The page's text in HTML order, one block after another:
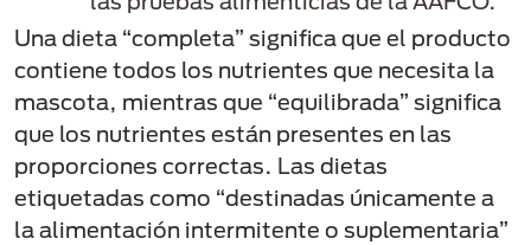
Una dieta “completa” significa que el producto
contiene todos los nutrientes que necesita la
mascota, mientras que “equilibrada” significa
que los nutrientes están presentes en las
proporciones correctas. Las dietas
etiquetadas como “destinadas únicamente a
la alimentación intermitente o suplementaria”